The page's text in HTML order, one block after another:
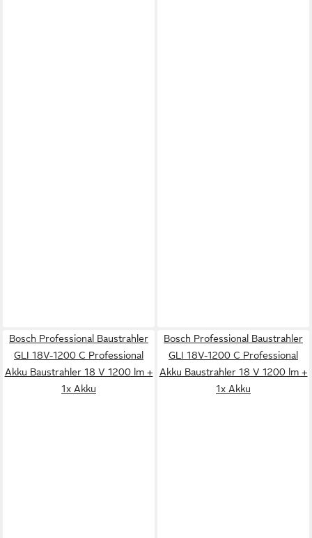
Bosch Professional Baustrahler
GLI 18V-1200 C Professional
Akku Baustrahler 18 V 1200 lm +
1x Akku
Bosch Professional Baustrahler
GLI 18V-1200 C Professional
Akku Baustrahler 18 V 1200 lm +
1x Akku